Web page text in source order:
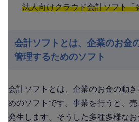
法人向けクラウド会計ソフト「
会計ソフトとは、企業のお金
管理するためのソフト
会計ソフトとは、企業のお金の動
めのソフトです。事業を行うと、
発生します。そうした多種多様な